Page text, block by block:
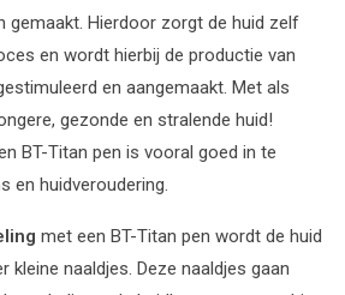
gemaakt. Hierdoor zorgt de huid zelf
en wordt hierbij de productie van
en aangemaakt. Met als
gezonde en stralende huid!
BT-Titan pen is vooral goed in te
en huidveroudering.
met een BT-Titan pen wordt de huid
kleine naaldjes. Deze naaldjes gaan